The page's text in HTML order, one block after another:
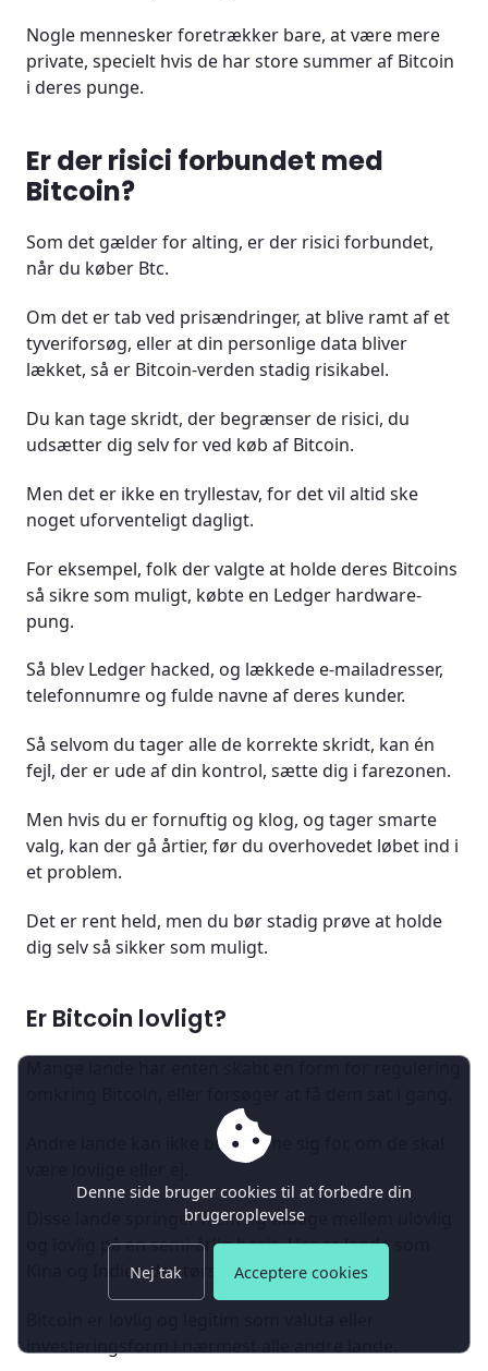
Nogle mennesker foretrækker bare, at være mere
private, specielt hvis de har store summer af Bitcoin
i deres punge.
Er der risici forbundet med
Bitcoin?
Som det gælder for alting, er der risici forbundet,
når du køber Btc.
Om det er tab ved prisændringer, at blive ramt af et
tyveriforsøg, eller at din personlige data bliver
lækket, så er Bitcoin-verden stadig risikabel.
Du kan tage skridt, der begrænser de risici, du
udsætter dig selv for ved køb af Bitcoin.
Men det er ikke en tryllestav, for det vil altid ske
noget uforventeligt dagligt.
For eksempel, folk der valgte at holde deres Bitcoins
så sikre som muligt, købte en Ledger hardware-
pung.
Så blev Ledger hacked, og lækkede e-mailadresser,
telefonnumre og fulde navne af deres kunder.
Så selvom du tager alle de korrekte skridt, kan én
fejl, der er ude af din kontrol, sætte dig i farezonen.
Men hvis du er fornuftig og klog, og tager smarte
valg, kan der gå årtier, før du overhovedet løbet ind i
et problem.
Det er rent held, men du bør stadig prøve at holde
dig selv så sikker som muligt.
Er Bitcoin lovligt?
Andre lande kan ikke bestemme sig for, om de skal
Disse lande springer frem og tilbage mellem ulovlig
og lovlig på en semi-årlig basis. Her er lande som
Kina og Indien de største syndere.
Denne side bruger cookies til at forbedre din
brugeroplevelse
Nej tak Acceptere cookies